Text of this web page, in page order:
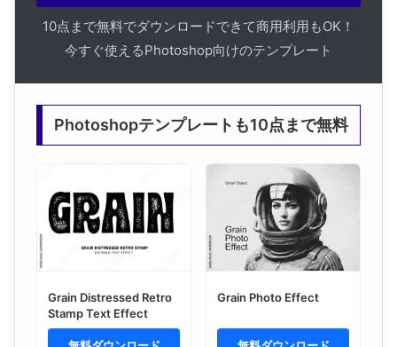
10点まで無料でダウンロードできて商用利用もOK！
今すぐ使えるPhotoshop向けのテンプレート
Photoshopテンプレートも10点まで無料
Grain Distressed Retro
Stamp Text Effect
Grain Photo Effect